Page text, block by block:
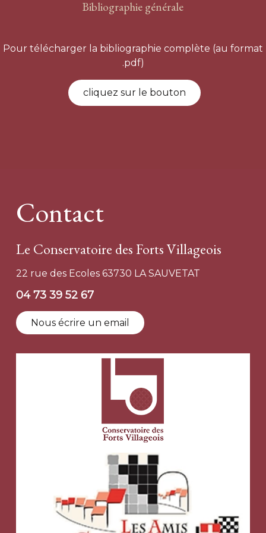
Bibliographie générale
Pour télécharger la bibliographie complète (au format
.pdf)
cliquez sur le bouton
Contact
Le Conservatoire des Forts Villageois
22 rue des Ecoles 63730 LA SAUVETAT
04 73 39 52 67
Nous écrire un email